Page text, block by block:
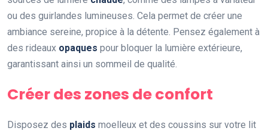
ou des guirlandes lumineuses. Cela permet de créer une
ambiance sereine, propice à la détente. Pensez également à
des rideaux opaques pour bloquer la lumière extérieure,
garantissant ainsi un sommeil de qualité.
Créer des zones de confort
Disposez des plaids moelleux et des coussins sur votre lit